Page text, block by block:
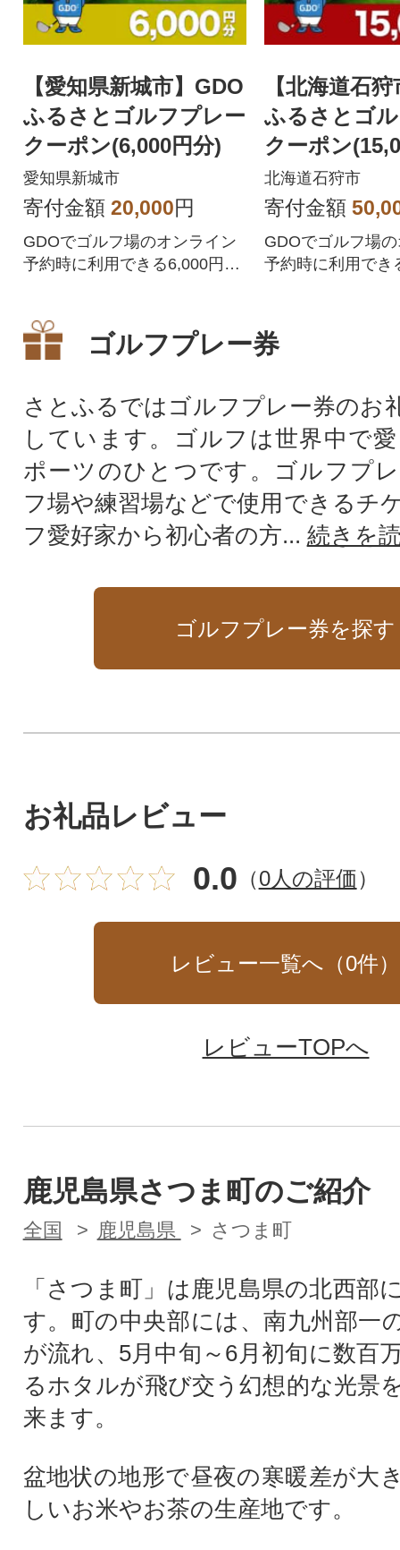
【愛知県新城市】GDO
ふるさとゴルフプレー
クーポン(6,000円分)
愛知県新城市
寄付金額 20,000円
GDOでゴルフ場のオンライン
予約時に利用できる6,000円分
利用できます。
【北海道石
ふるさとゴ
クーポン
北海道石狩市
寄付金額
GDOでゴルフ場
予約時に利用でき
で利用できます。
ゴルフプレー券
さとふるではゴルフプレー券のお
しています。ゴルフは世界中で
ポーツのひとつです。ゴルフプ
フ場や練習場などで使用できるチ
フ愛好家から初心者の方... 続きを
ゴルフプレー券を探す
お礼品レビュー
0.0 （0人の評価）
レビュー一覧へ（0件）
レビューTOPへ
鹿児島県さつま町のご紹介
全国 鹿児島県 さつま町
「さつま町」は鹿児島県の北西部
す。町の中央部には、南九州部一
が流れ、5月中旬～6月初旬に数百
るホタルが飛び交う幻想的な光景
来ます。
盆地状の地形で昼夜の寒暖差が大
しいお米やお茶の生産地です。